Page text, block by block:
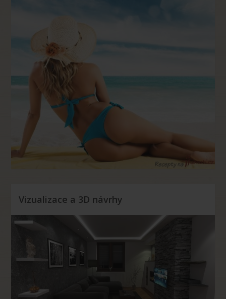
Vizualizace a 3D návrhy